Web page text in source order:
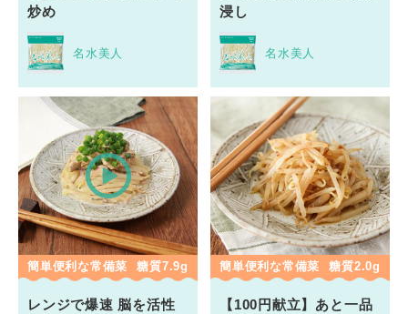
炒め
名水美人
浸し
名水美人
簡単便利な常備菜 糖質7.9g
レンジで爆速 脳を活性
簡単便利な常備菜 糖質2.0g
【100円献立】あと一品